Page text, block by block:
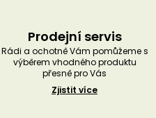
Prodejní servis
Rádi a ochotně Vám pomůžeme s
výběrem vhodného produktu
přesně pro Vás
Zjistit více